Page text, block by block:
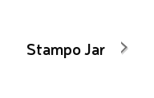
Stampo Jar